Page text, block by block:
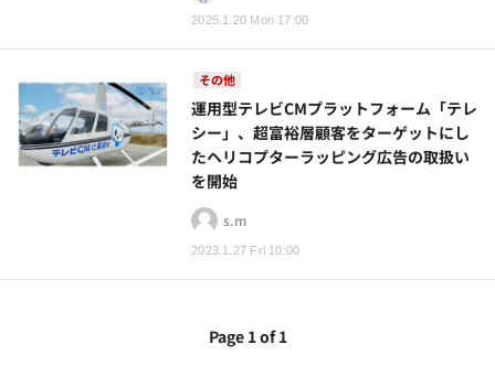
2025.1.20 Mon 17:00
その他
2023.1.27 Fri 10:00
運用型テレビCMプラットフォーム「テレ
シー」、超富裕層顧客をターゲットにし
たヘリコプターラッピング広告の取扱い
を開始
s.m
Page 1 of 1